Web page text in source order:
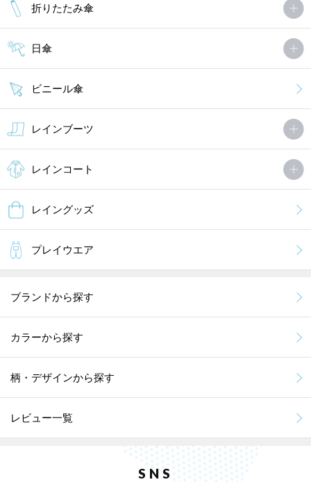
折りたたみ傘
日傘
ビニール傘
レインブーツ
レインコート
レイングッズ
プレイウエア
ブランドから探す
カラーから探す
柄・デザインから探す
レビュー一覧
SNS